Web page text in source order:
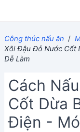
Công thức nấu ăn /
Xôi Đậu Đỏ Nước Cốt
Dễ Làm
Cách
Cốt Dừa
Điện -